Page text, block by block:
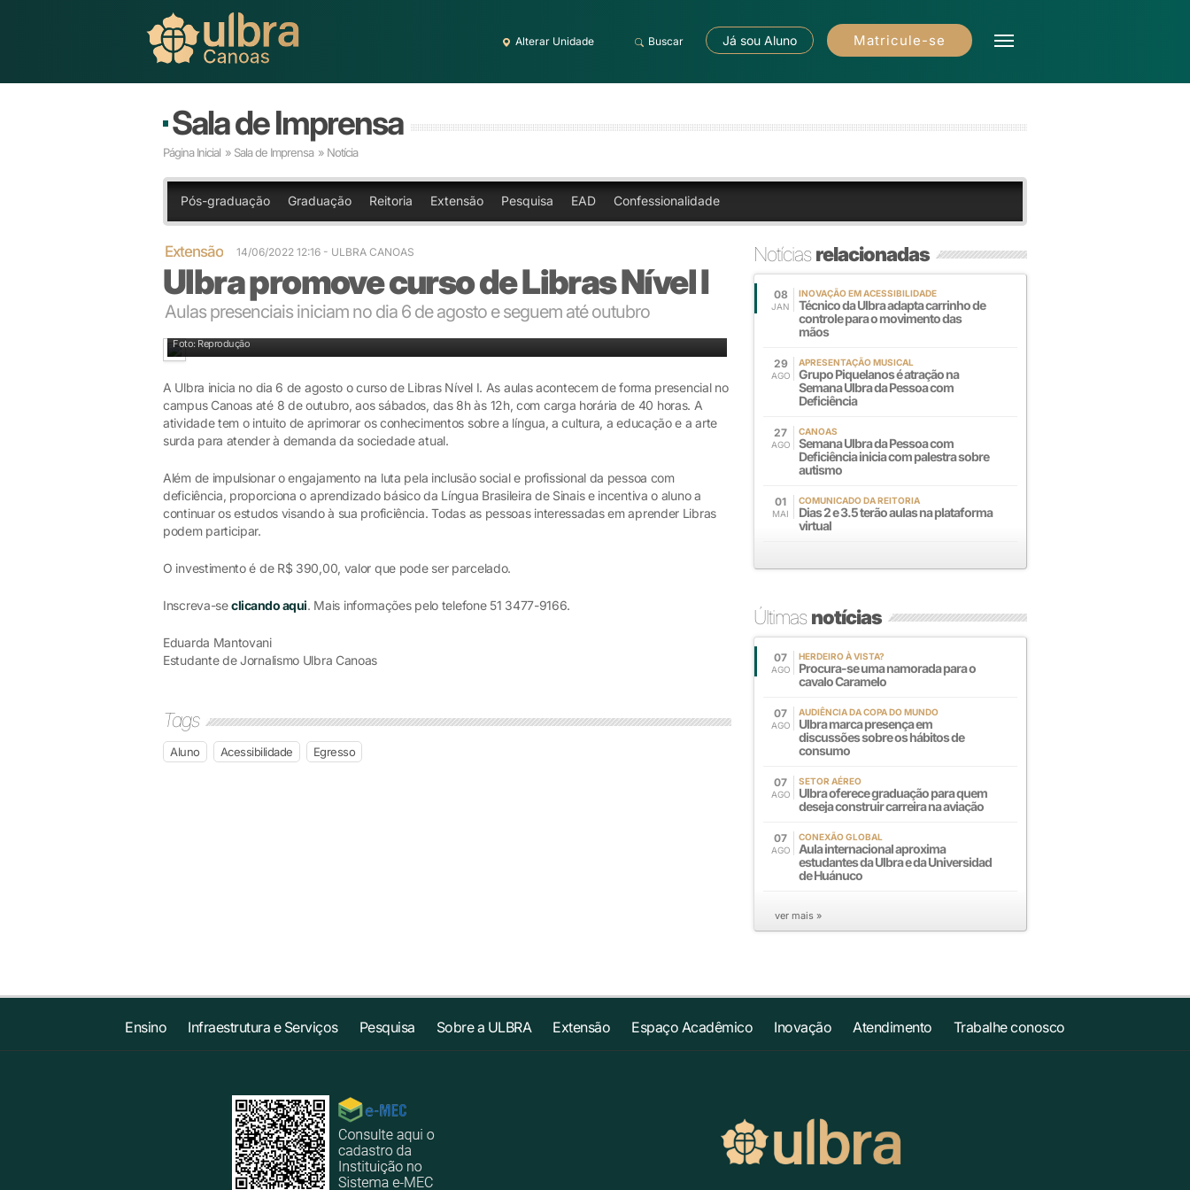
Alterar Unidade Buscar Já sou Aluno Matricule-se
Sala de Imprensa
Página Inicial » Sala de Imprensa » Notícia
Pós-graduação Graduação Reitoria Extensão Pesquisa EAD Confessionalidade
Extensão 14/06/2022 12:16 - ULBRA CANOAS
Ulbra promove curso de Libras Nível I
Aulas presenciais iniciam no dia 6 de agosto e seguem até outubro
Foto: Reprodução
A Ulbra inicia no dia 6 de agosto o curso de Libras Nível I. As aulas acontecem de forma presencial no
campus Canoas até 8 de outubro, aos sábados, das 8h às 12h, com carga horária de 40 horas. A
atividade tem o intuito de aprimorar os conhecimentos sobre a língua, a cultura, a educação e a arte
surda para atender à demanda da sociedade atual.
Além de impulsionar o engajamento na luta pela inclusão social e profissional da pessoa com
deficiência, proporciona o aprendizado básico da Língua Brasileira de Sinais e incentiva o aluno a
continuar os estudos visando à sua proficiência. Todas as pessoas interessadas em aprender Libras
podem participar.
O investimento é de R$ 390,00, valor que pode ser parcelado.
Inscreva-seclicando aqui. Mais informações pelo telefone 51 3477-9166.
Eduarda Mantovani
Estudante de Jornalismo Ulbra Canoas
Tags
Aluno Acessibilidade Egresso
Notíciasrelacionadas
08
JAN
INOVAÇÃO EM ACESSIBILIDADE
Técnico da Ulbra adapta carrinho de
controle para o movimento das
mãos
29
AGO
APRESENTAÇÃO MUSICAL
Grupo Piquelanos é atração na
Semana Ulbra da Pessoa com
Deficiência
27
AGO
CANOAS
Semana Ulbra da Pessoa com
Deficiência inicia com palestra sobre
autismo
01
MAI
COMUNICADO DA REITORIA
Dias 2 e 3.5 terão aulas na plataforma
virtual
Últimasnotícias
07
AGO
HERDEIRO À VISTA?
Procura-se uma namorada para o
cavalo Caramelo
07
AGO
AUDIÊNCIA DA COPA DO MUNDO
Ulbra marca presença em
discussões sobre os hábitos de
consumo
07
AGO
SETOR AÉREO
Ulbra oferece graduação para quem
deseja construir carreira na aviação
07
AGO
CONEXÃO GLOBAL
Aula internacional aproxima
estudantes da Ulbra e da Universidad
de Huánuco
ver mais »
Ensino Infraestrutura e Serviços Pesquisa Sobre a ULBRA Extensão Espaço Acadêmico Inovação Atendimento Trabalhe conosco